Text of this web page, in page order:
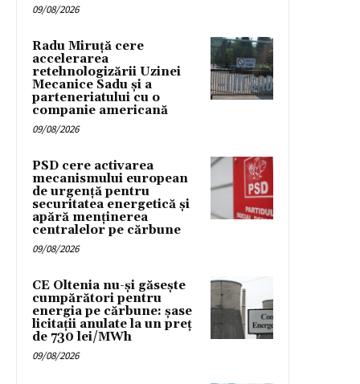
09/08/2026
Radu Miruță cere
accelerarea
retehnologizării Uzinei
Mecanice Sadu și a
parteneriatului cu o
companie americană
09/08/2026
PSD cere activarea
mecanismului european
de urgență pentru
securitatea energetică și
apără menținerea
centralelor pe cărbune
09/08/2026
CE Oltenia nu-și găsește
cumpărători pentru
energia pe cărbune: șase
licitații anulate la un preț
de 730 lei/MWh
09/08/2026